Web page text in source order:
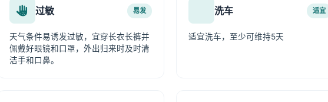
过敏 易发
天气条件易诱发过敏，宜穿长衣长裤并
佩戴好眼镜和口罩，外出归来时及时清
洁手和口鼻。
洗车 适宜
适宜洗车，至少可维持5天